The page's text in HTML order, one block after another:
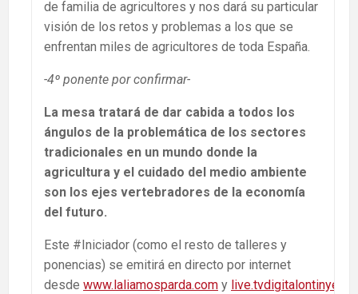
de familia de agricultores y nos dará su particular
visión de los retos y problemas a los que se
enfrentan miles de agricultores de toda España.
-4º ponente por confirmar-
La mesa tratará de dar cabida a todos los
ángulos de la problemática de los sectores
tradicionales en un mundo donde la
agricultura y el cuidado del medio ambiente
son los ejes vertebradores de la economía
del futuro.
Este #Iniciador (como el resto de talleres y
ponencias) se emitirá en directo por internet
desde www.laliamosparda.com y